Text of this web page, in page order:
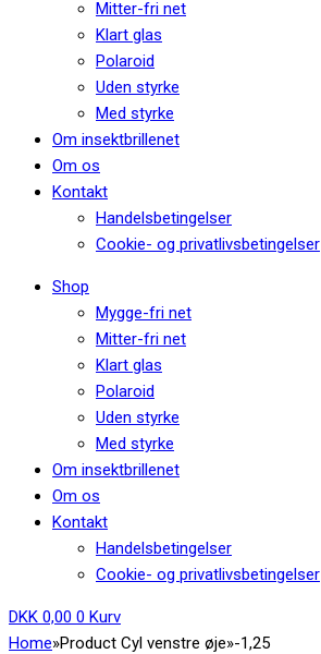
Mitter-fri net
Klart glas
Polaroid
Uden styrke
Med styrke
Om insektbrillenet
Om os
Kontakt
Handelsbetingelser
Cookie- og privatlivsbetingelser
Shop
Mygge-fri net
Mitter-fri net
Klart glas
Polaroid
Uden styrke
Med styrke
Om insektbrillenet
Om os
Kontakt
Handelsbetingelser
Cookie- og privatlivsbetingelser
DKK 0,00 0 Kurv
Home»Product Cyl venstre øje»-1,25